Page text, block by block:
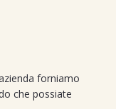
forniamo
che possiate